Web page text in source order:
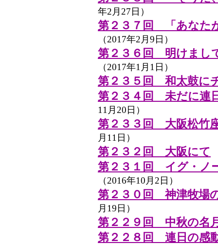
年2月27日）
第２３７回 「あなた
（2017年2月9日）
第２３６回 明けまし
（2017年1月1日）
第２３５回 和太鼓に
第２３４回 未だに連
11月20日）
第２３３回 大阪松竹
月11日）
第２３２回 大阪にて
第２３１回 イグ・ノ
（2016年10月2日）
第２３０回 神津牧場
月19日）
第２２９回 中秋の名
第２２８回 連日の感